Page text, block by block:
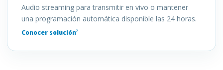
Audio streaming para transmitir en vivo o mantener
una programación automática disponible las 24 horas.
Conocer solución